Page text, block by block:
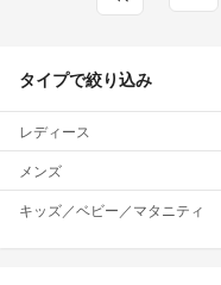
タイプで絞り込み
レディース
メンズ
キッズ／ベビー／マタニティ